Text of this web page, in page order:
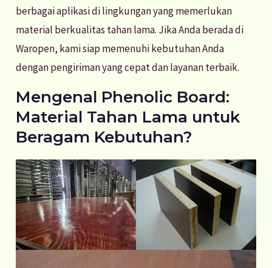
berbagai aplikasi di lingkungan yang memerlukan
material berkualitas tahan lama. Jika Anda berada di
Waropen, kami siap memenuhi kebutuhan Anda
dengan pengiriman yang cepat dan layanan terbaik.
Mengenal Phenolic Board:
Material Tahan Lama untuk
Beragam Kebutuhan?